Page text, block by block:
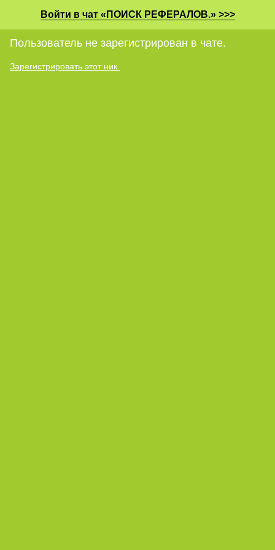
Войти в чат «ПОИСК РЕФЕРАЛОВ.» >>>
Пользователь не зарегистрирован в чате.
Зарегистрировать этот ник.